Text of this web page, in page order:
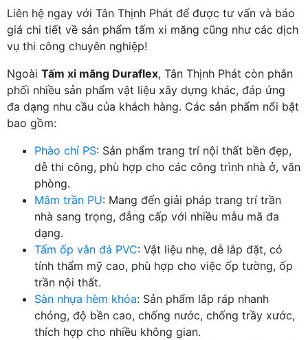
Liên hệ ngay với Tân Thịnh Phát để được tư vấn và báo
giá chi tiết về sản phẩm tấm xi măng cũng như các dịch
vụ thi công chuyên nghiệp!
Ngoài Tấm xi măng Duraflex, Tân Thịnh Phát còn phân
phối nhiều sản phẩm vật liệu xây dựng khác, đáp ứng
đa dạng nhu cầu của khách hàng. Các sản phẩm nổi bật
bao gồm:
Phào chỉ PS: Sản phẩm trang trí nội thất bền đẹp,
dễ thi công, phù hợp cho các công trình nhà ở, văn
phòng.
Mâm trần PU: Mang đến giải pháp trang trí trần
nhà sang trọng, đẳng cấp với nhiều mẫu mã đa
dạng.
Tấm ốp vân đá PVC: Vật liệu nhẹ, dễ lắp đặt, có
tính thẩm mỹ cao, phù hợp cho việc ốp tường, ốp
trần nội thất.
Sàn nhựa hèm khóa: Sản phẩm lắp ráp nhanh
chóng, độ bền cao, chống nước, chống trầy xước,
thích hợp cho nhiều không gian.